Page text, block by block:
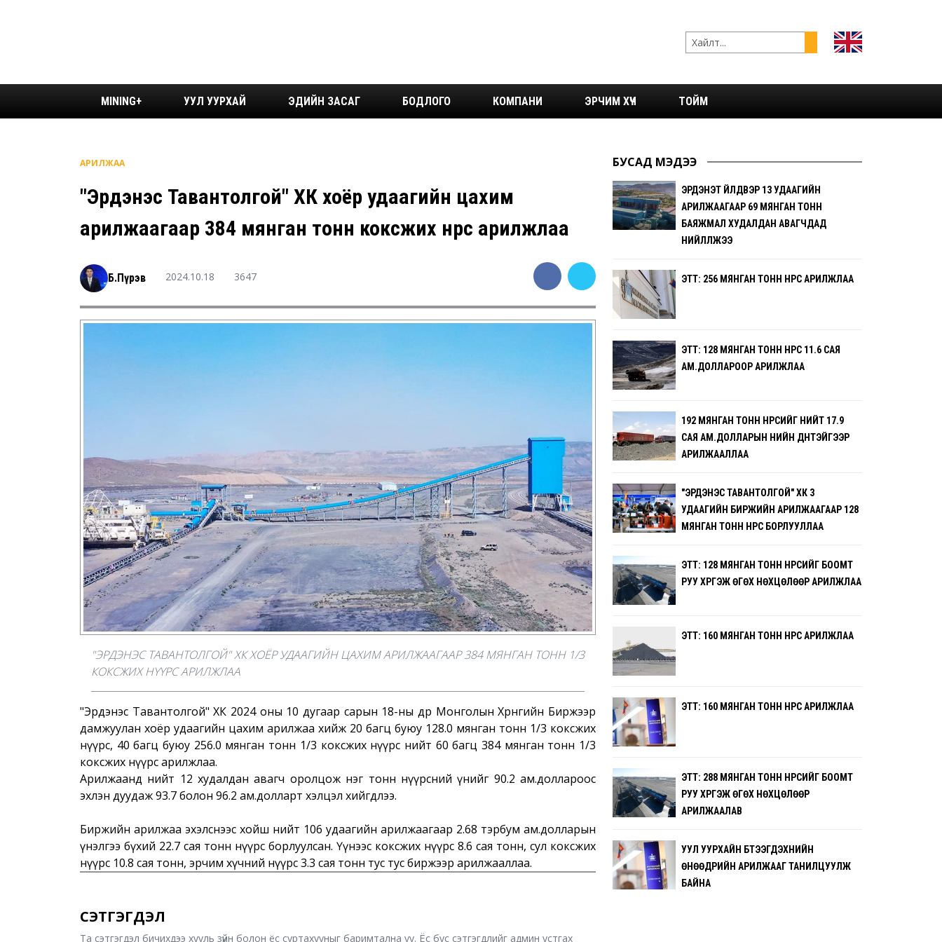
MINING+ УУЛ УУРХАЙ ЭДИЙН ЗАСАГ БОДЛОГО КОМПАНИ ЭРЧИМ ХҮЧ ТОЙМ
АРИЛЖАА
"Эрдэнэс Тавантолгой" ХК хоёр удаагийн цахим
арилжаагаар 384 мянган тонн коксжих нүүрс арилжлаа
Б.Пүрэв 2024.10.18 3647
"ЭРДЭНЭС ТАВАНТОЛГОЙ" ХК ХОЁР УДААГИЙН ЦАХИМ АРИЛЖААГААР 384 МЯНГАН ТОНН 1/3
КОКСЖИХ НҮҮРС АРИЛЖЛАА
"Эрдэнэс Тавантолгой" ХК 2024 оны 10 дугаар сарын 18-ны өдөр Монголын Хөрөнгийн Биржээр
дамжуулан хоёр удаагийн цахим арилжаа хийж 20 багц буюу 128.0 мянган тонн 1/3 коксжих
нүүрс, 40 багц буюу 256.0 мянган тонн 1/3 коксжих нүүрс нийт 60 багц 384 мянган тонн 1/3
коксжих нүүрс арилжлаа.
Арилжаанд нийт 12 худалдан авагч оролцож нэг тонн нүүрсний үнийг 90.2 ам.доллароос
эхлэн дуудаж 93.7 болон 96.2 ам.долларт хэлцэл хийгдлээ.
Биржийн арилжаа эхэлснээс хойш нийт 106 удаагийн арилжаагаар 2.68 тэрбум ам.долларын
үнэлгээ бүхий 22.7 сая тонн нүүрс борлуулсан. Үүнээс коксжих нүүрс 8.6 сая тонн, сул коксжих
нүүрс 10.8 сая тонн, эрчим хүчний нүүрс 3.3 сая тонн тус тус биржээр арилжааллаа.
СЭТГЭГДЭЛ
Та сэтгэгдэл бичихдээ хууль зүйн болон ёс суртахууныг баримтална уу. Ёс бус сэтгэгдлийг админ устгах
БУСАД МЭДЭЭ
ЭРДЭНЭТ ҮЙЛДВЭР 13 УДААГИЙН
АРИЛЖААГААР 69 МЯНГАН ТОНН
БАЯЖМАЛ ХУДАЛДАН АВАГЧДАД
НИЙЛҮҮЛЖЭЭ
ЭТТ: 256 МЯНГАН ТОНН НҮҮРС АРИЛЖЛАА
ЭТТ: 128 МЯНГАН ТОНН НҮҮРС 11.6 САЯ
АМ.ДОЛЛАРООР АРИЛЖЛАА
192 МЯНГАН ТОНН НҮҮРСИЙГ НИЙТ 17.9
САЯ АМ.ДОЛЛАРЫН ҮНИЙН ДҮНТЭЙГЭЭР
АРИЛЖААЛЛАА
"ЭРДЭНЭС ТАВАНТОЛГОЙ" ХК 3
УДААГИЙН БИРЖИЙН АРИЛЖААГААР 128
МЯНГАН ТОНН НҮҮРС БОРЛУУЛЛАА
ЭТТ: 128 МЯНГАН ТОНН НҮҮРСИЙГ БООМТ
РУУ ХҮРГЭЖ ӨГӨХ НӨХЦӨЛӨӨР АРИЛЖЛАА
ЭТТ: 160 МЯНГАН ТОНН НҮҮРС АРИЛЖЛАА
ЭТТ: 160 МЯНГАН ТОНН НҮҮРС АРИЛЖЛАА
ЭТТ: 288 МЯНГАН ТОНН НҮҮРСИЙГ БООМТ
РУУ ХҮРГЭЖ ӨГӨХ НӨХЦӨЛӨӨР
АРИЛЖААЛАВ
УУЛ УУРХАЙН БҮТЭЭГДЭХҮҮНИЙН
ӨНӨӨДРИЙН АРИЛЖААГ ТАНИЛЦУУЛЖ
БАЙНА